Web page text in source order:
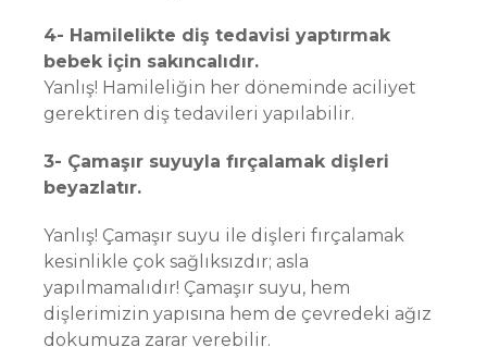
4- Hamilelikte diş tedavisi yaptırmak
bebek için sakıncalıdır.
Yanlış! Hamileliğin her döneminde aciliyet
gerektiren diş tedavileri yapılabilir.
3- Çamaşır suyuyla fırçalamak dişleri
beyazlatır.
Yanlış! Çamaşır suyu ile dişleri fırçalamak
kesinlikle çok sağlıksızdır; asla
yapılmamalıdır! Çamaşır suyu, hem
dişlerimizin yapısına hem de çevredeki ağız
dokumuza zarar verebilir.